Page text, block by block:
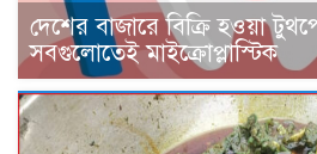
দেশের বাজারে বিক্রি হওয়া
সবগুলোতেই মাইক্রোপ্লাস্টিক